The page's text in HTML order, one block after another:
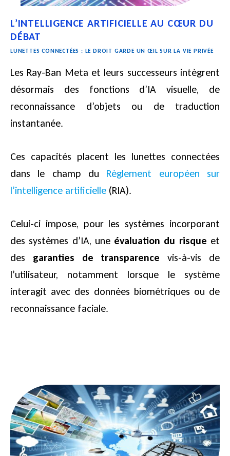
L’INTELLIGENCE ARTIFICIELLE AU CŒUR DU
DÉBAT
LUNETTES CONNECTÉES : LE DROIT GARDE UN ŒIL SUR LA VIE PRIVÉE
Les Ray-Ban Meta et leurs successeurs intègrent
désormais des fonctions d’IA visuelle, de
reconnaissance d’objets ou de traduction
instantanée.
Ces capacités placent les lunettes connectées
dans le champ du Règlement européen sur
l’intelligence artificielle (RIA).
Celui-ci impose, pour les systèmes incorporant
des systèmes d’IA, une évaluation du risque et
des garanties de transparence vis-à-vis de
l’utilisateur, notamment lorsque le système
interagit avec des données biométriques ou de
reconnaissance faciale.